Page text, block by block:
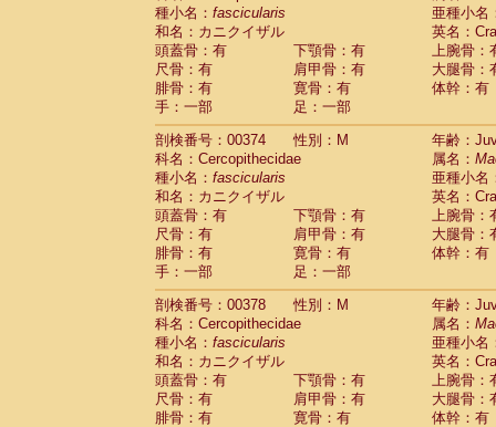
種小名： fascicularis
亜種小名
和名：カニクイザル
英名：
頭蓋骨：有
下顎骨：有
上腕骨：
尺骨：有
肩甲骨：有
大腿骨：
腓骨：有
寛骨：有
体幹：有
手：一部
足：一部
剖検番号：00374
性別：M
年齢：
科名：Cercopithecidae
属名：
種小名： fascicularis
亜種小名
和名：カニクイザル
英名：
頭蓋骨：有
下顎骨：有
上腕骨：
尺骨：有
肩甲骨：有
大腿骨：
腓骨：有
寛骨：有
体幹：有
手：一部
足：一部
剖検番号：00378
性別：M
年齢：
科名：Cercopithecidae
属名：
種小名： fascicularis
亜種小名
和名：カニクイザル
英名：
頭蓋骨：有
下顎骨：有
上腕骨：
尺骨：有
肩甲骨：有
大腿骨：
腓骨：有
寛骨：有
体幹：有